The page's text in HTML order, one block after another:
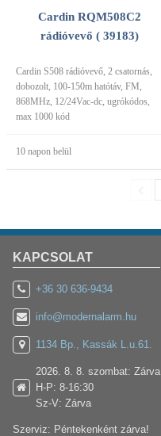
Cardin RQM508C2
rádióvevő ( 39183)
Cardin S508 rádióvevő, 2 csatornás,
dobozolt, 100-150m hatótáv, FM,
868MHz, 12/24Vac-dc, ugrókódos,
max 1000 kód
10 napon belül
KAPCSOLAT
+36 30 636-9434
info@modernalarm.hu
1134 Bp., Kassák L.u.61.
2026. 8. 8. szombat: Zárva
H-P: 8-16:30
Sz-V: Zárva
Szerviz: Péntekenként zárva!